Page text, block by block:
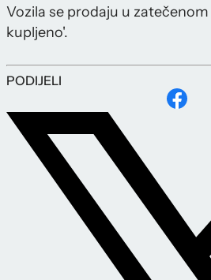
Vozila se prodaju u
kupljeno'.
PODIJELI